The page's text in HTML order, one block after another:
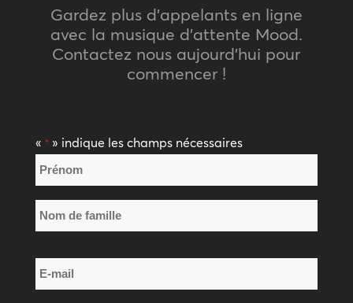
Gardez plus d’appelants en ligne
avec la musique d’attente Mood.
Contactez nous aujourd’hui pour
commencer !
« *» indique les champs nécessaires
Nom
*
de
E-
mail